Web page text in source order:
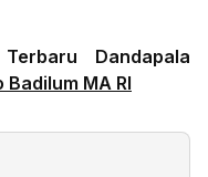
Dandapala
Badilum MA RI